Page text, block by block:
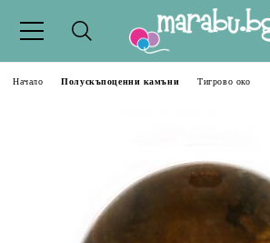
Начало Полускъпоценни камъни Тигрово око